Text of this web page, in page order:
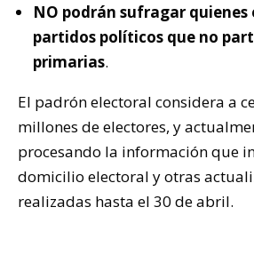
NO podrán sufragar
partidos políticos que no
primarias.
El padrón electoral considera a
millones de electores, y
procesando la información que
domicilio electoral y otras
realizadas hasta el 30 de abril.